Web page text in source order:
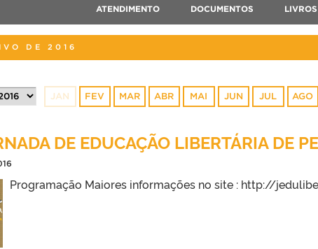
ATENDIMENTO DOCUMENTOS LIVROS
DE 2016
JAN FEV MAR ABR MAI JUN JUL AGO
DE EDUCAÇÃO LIBERTÁRIA DE
Programação Maiores informações no site : http://